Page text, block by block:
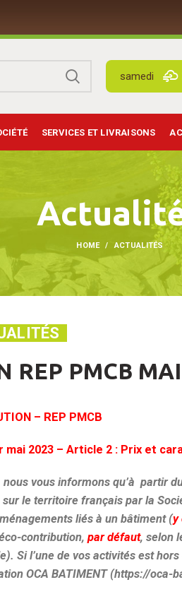
samedi
SERVICES ET LIVRAISONS
HOME ACTUALITÉS
REP PMCB
– REP PMCB
2023 – Article 2 : Prix et
vous informons qu’à partir
le territoire français par la
liés à un bâtiment (y
contribution, par défaut, selon
Si l’une de vos activités est
OCA BATIMENT (https://